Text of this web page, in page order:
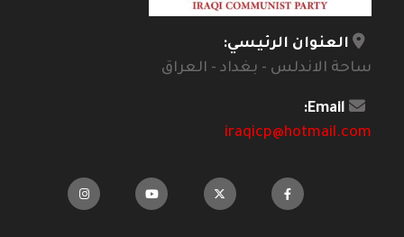
العنوان الرئيسي:
ساحة الاندلس - بغداد - العراق
Email:
iraqicp@hotmail.com